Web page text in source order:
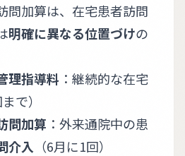
問加算は、在宅患者訪問
明確に異なる位置づけの
理指導料 ：継続的な在宅
で）
問加算 ：外来通院中の患
介入 （6月に1回）